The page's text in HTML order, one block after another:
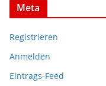
Meta
Registrieren
Anmelden
Eintrags-Feed